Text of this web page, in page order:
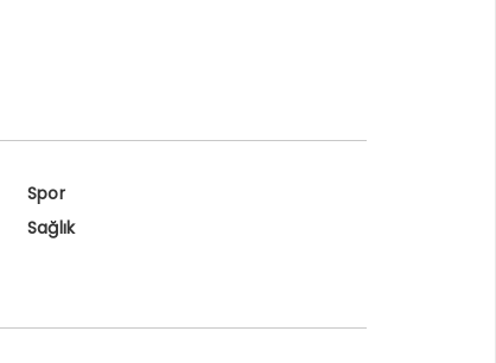
Spor
Sağlık